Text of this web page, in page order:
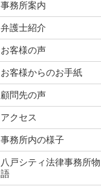
事務所案内
弁護士紹介
お客様の声
お客様からのお手紙
顧問先の声
アクセス
事務所内の様子
八戸シティ法律事務所物
語